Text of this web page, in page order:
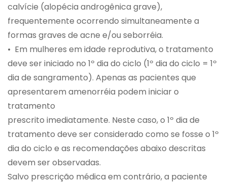
calvície (alopécia androgênica grave),
frequentemente ocorrendo simultaneamente a
formas graves de acne e/ou seborréia.
• Em mulheres em idade reprodutiva, o tratamento
deve ser iniciado no 1º dia do ciclo (1º dia do ciclo = 1º
dia de sangramento). Apenas as pacientes que
apresentarem amenorréia podem iniciar o
tratamento
prescrito imediatamente. Neste caso, o 1º dia de
tratamento deve ser considerado como se fosse o 1º
dia do ciclo e as recomendações abaixo descritas
devem ser observadas.
Salvo prescrição médica em contrário, a paciente